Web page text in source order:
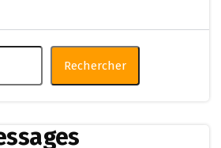
Rechercher